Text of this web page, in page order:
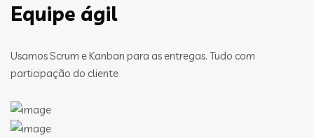
Equipe ágil
Usamos Scrum e Kanban para as entregas. Tudo com
participação do cliente